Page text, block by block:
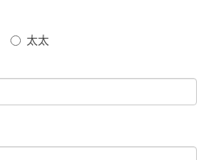
太太